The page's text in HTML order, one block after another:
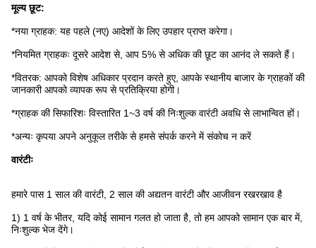
मूल्य छूट:
*नया ग्राहक: यह पहले (नए) आदेशों के लिए उपहार प्राप्त करेगा।
*नियमित ग्राहकः दूसरे आदेश से, आप 5% से अधिक की छूट का आनंद ले सकते हैं।
*वितरक: आपको विशेष अधिकार प्रदान करते हुए, आपके स्थानीय बाजार के ग्राहकों की
जानकारी आपको व्यापक रूप से प्रतिक्रिया होगी।
*ग्राहक की सिफारिशः विस्तारित 1~3 वर्ष की निःशुल्क वारंटी अवधि से लाभान्वित हों।
*अन्यः कृपया अपने अनुकूल तरीके से हमसे संपर्क करने में संकोच न करें
वारंटीः
हमारे पास 1 साल की वारंटी, 2 साल की अद्यतन वारंटी और आजीवन रखरखाव है
1) 1 वर्ष के भीतर, यदि कोई सामान गलत हो जाता है, तो हम आपको सामान एक बार में,
निःशुल्क भेज देंगे।